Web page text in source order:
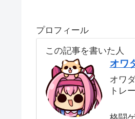
プロフィール
この記事を書いた人
オワ
オワ
トレ